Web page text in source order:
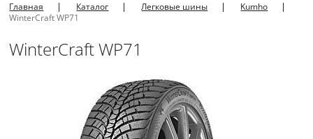
Главная Каталог Легковые шины
Kumho
WinterCraft WP71
WinterCraft WP71